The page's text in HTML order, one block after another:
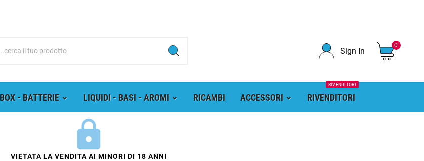
Sign In
0
BOX - BATTERIE LIQUIDI - BASI - AROMI RICAMBI ACCESSORI RIVENDITORI
RIVENDITORI
VIETATA LA VENDITA AI MINORI DI 18 ANNI